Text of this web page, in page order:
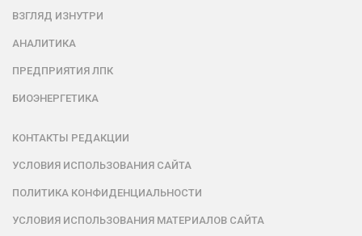
ВЗГЛЯД ИЗНУТРИ
АНАЛИТИКА
ПРЕДПРИЯТИЯ ЛПК
БИОЭНЕРГЕТИКА
КОНТАКТЫ РЕДАКЦИИ
УСЛОВИЯ ИСПОЛЬЗОВАНИЯ САЙТА
ПОЛИТИКА КОНФИДЕНЦИАЛЬНОСТИ
УСЛОВИЯ ИСПОЛЬЗОВАНИЯ МАТЕРИАЛОВ САЙТА